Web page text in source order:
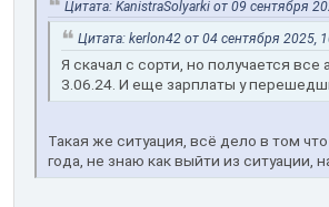
Цитата: KanistraSolyarki от 09 сентября
Цитата: kerlon42 от 04 сентября 2025,
Я скачал с сорти, но получается
3.06.24. И еще зарплаты у
Такая же ситуация, всё дело в том
года, не знаю как выйти из ситуации,